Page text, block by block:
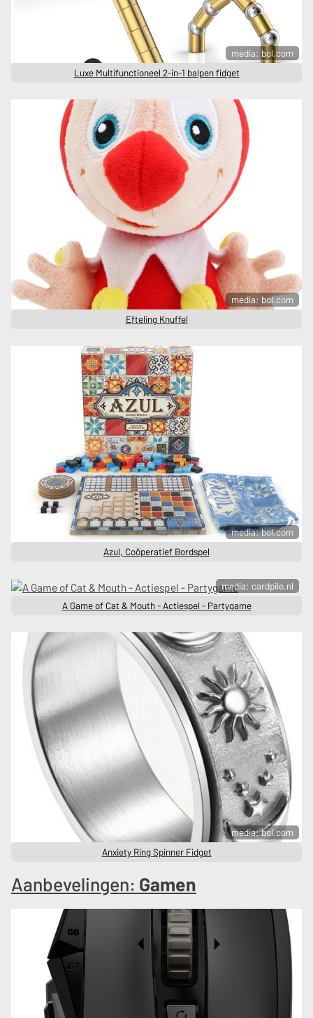
media: bol.com
Luxe Multifunctioneel 2-in-1 balpen fidget
media: bol.com
Efteling Knuffel
media: bol.com
Azul, Coöperatief Bordspel
media: cardpile.nl
A Game of Cat & Mouth - Actiespel - Partygame
media: bol.com
Anxiety Ring Spinner Fidget
Aanbevelingen: Gamen